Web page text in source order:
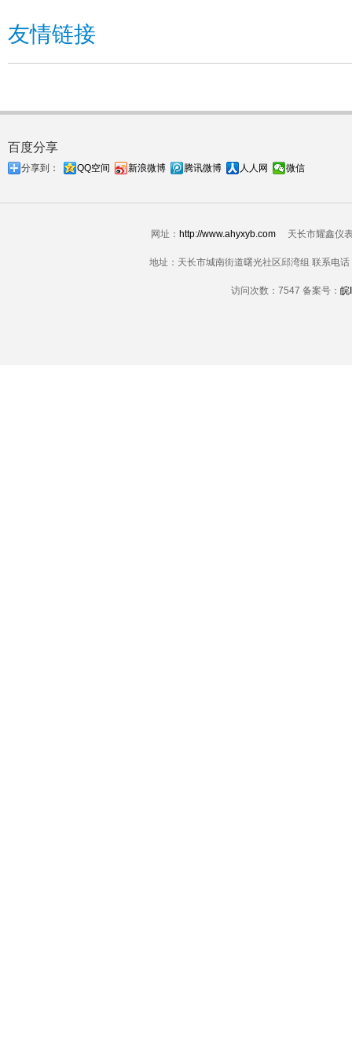
友情链接
百度分享
分享到： QQ空间 新浪微博 腾讯微博 人人网 微信
网址： http://www.ahyxyb.com 天长市耀鑫仪
地址：天长市城南街道曙光社区邱湾组 联系电
访问次数： 7547 备案号： 皖